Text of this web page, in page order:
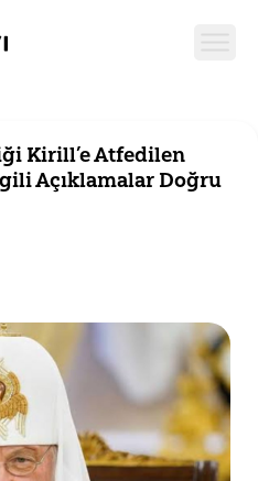
Kirill’e Atfedilen
Açıklamalar Doğru